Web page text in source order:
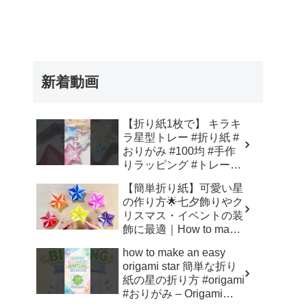
新着動画
【折り紙1枚で】 キラキ
ラ星型トレー #折り紙 #
おりがみ #100均 #手作
りラッピング #トレー
【簡単折り紙】可愛い星
の作り方🌟七夕飾りやク
リスマス・イベントの装
飾に最適｜How to make
star | 摺紙 星 종이접
기 五芒星 – Origami
hana’s channel
how to make an easy
origami star 簡単な折り
紙の星の折り方 #origami
#おりがみ – Origami